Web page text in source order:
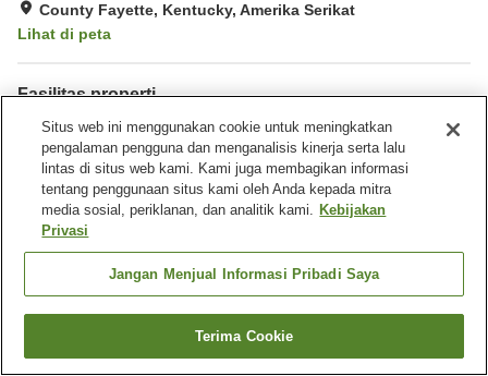
County Fayette, Kentucky, Amerika Serikat
Lihat di peta
Fasilitas properti
Tempat parkir
Restoran
Bar
Laundry
Beranda Amerika Serikat Kentucky
County Fayette
Embassy Suites by Hilton Lexington/UK Coldstream
Cari kamar
Situs web ini menggunakan cookie untuk meningkatkan
pengalaman pengguna dan menganalisis kinerja serta lalu
lintas di situs web kami. Kami juga membagikan informasi
tentang penggunaan situs kami oleh Anda kepada mitra
media sosial, periklanan, dan analitik kami. Kebijakan
Privasi
Jangan Menjual Informasi Pribadi Saya
Terima Cookie